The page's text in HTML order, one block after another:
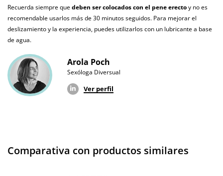
No testado en
animales
Envío discreto Paquete discreto y sin distintivos
Garantías
Producto
original
Recuerda siempre quedeben ser colocados con el pene erectoy no es
recomendable usarlos más de 30 minutos seguidos. Para mejorar el
deslizamiento y la experiencia, puedes utilizarlos con un lubricante a base
de agua.
Arola Poch
Sexóloga Diversual
Ver perfil
Comparativa con productos similares